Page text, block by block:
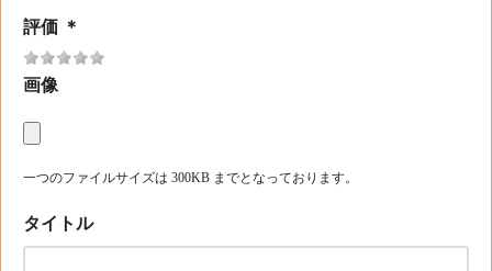
評価 ＊
画像
一つのファイルサイズは 300KB までとなっております。
タイトル